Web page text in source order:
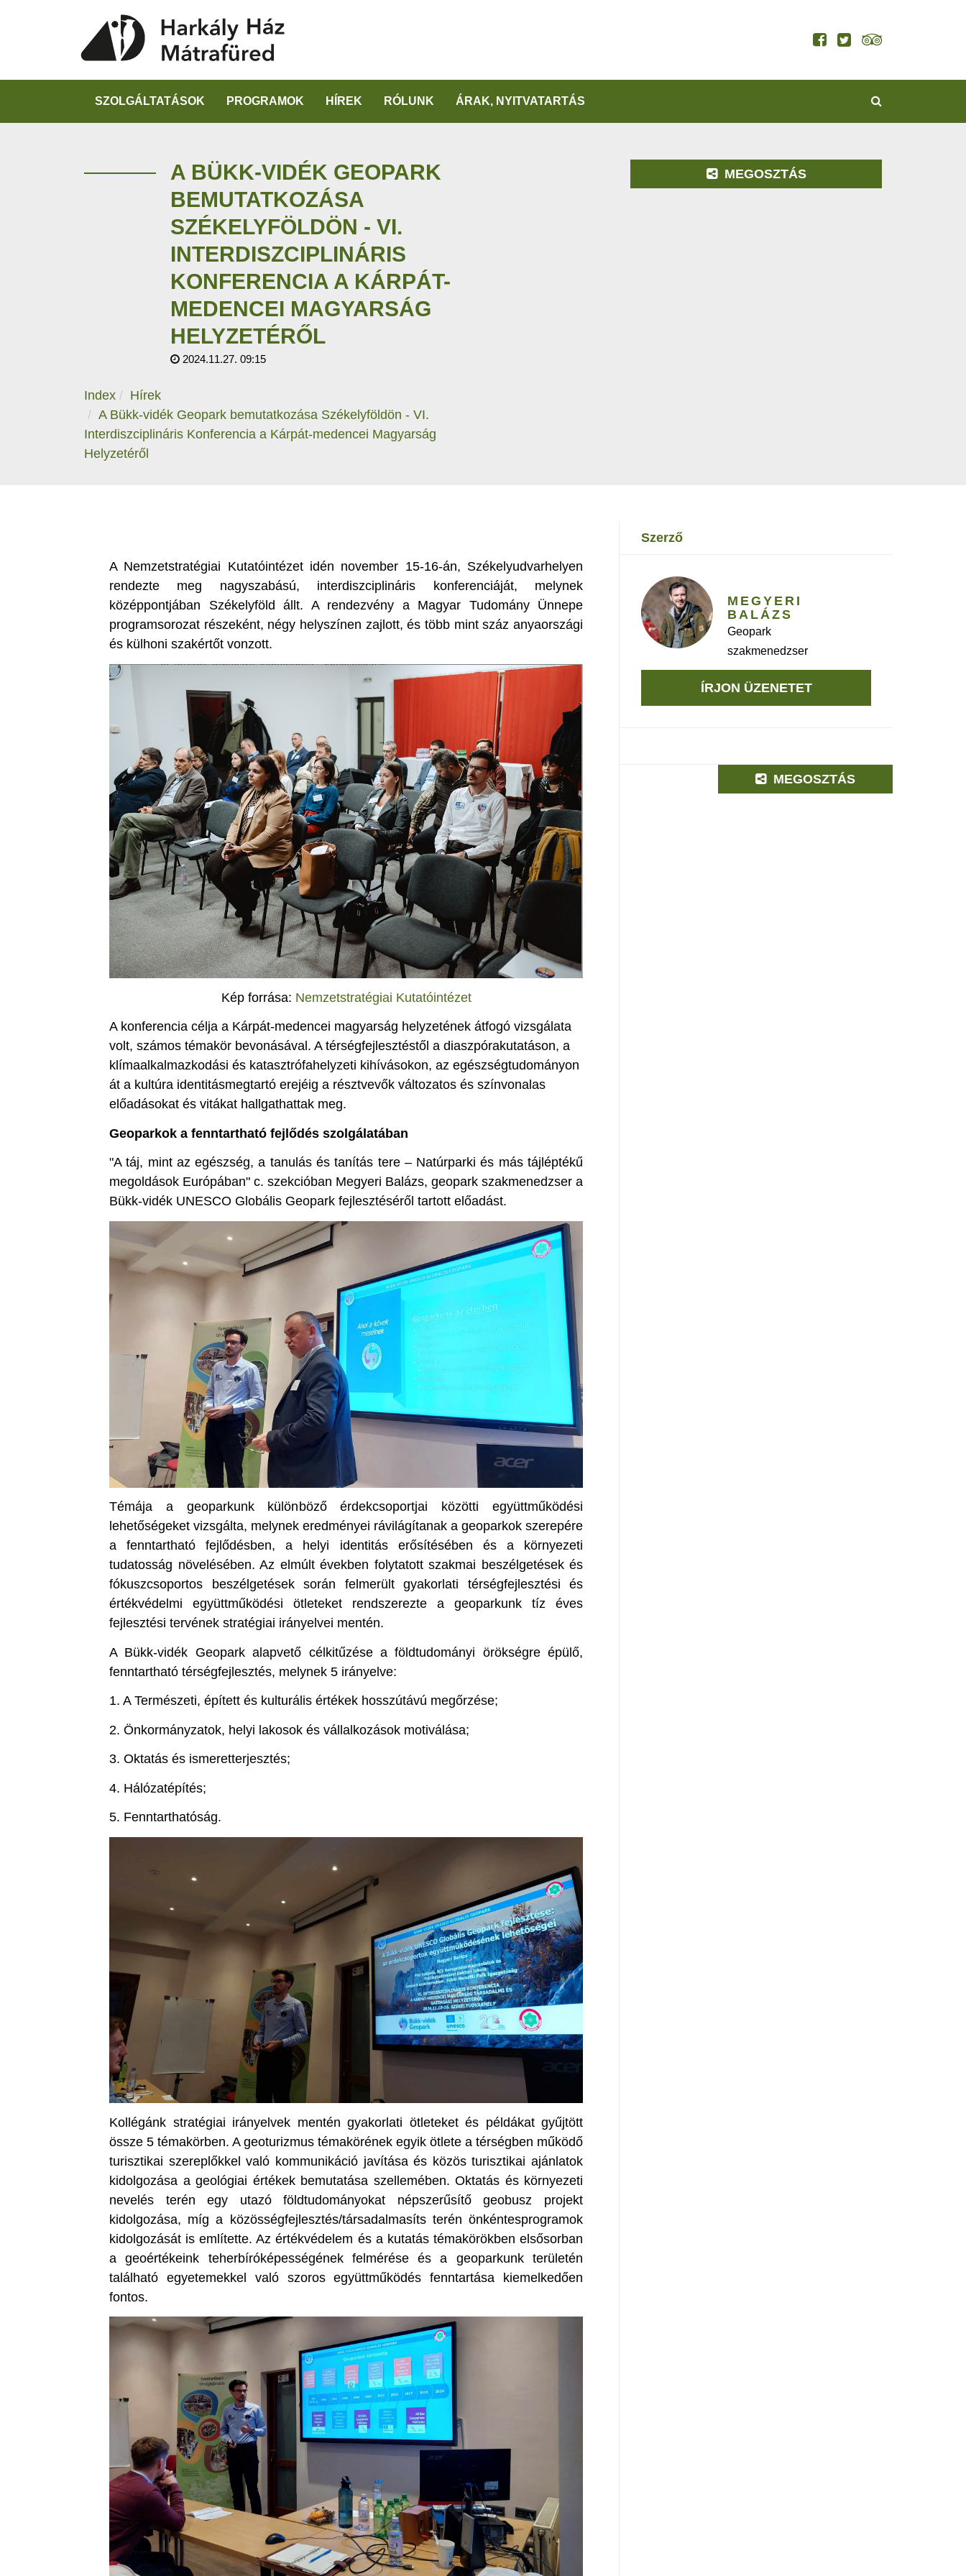
SZOLGÁLTATÁSOK PROGRAMOK HÍREK RÓLUNK ÁRAK, NYITVATARTÁS
A BÜKK-VIDÉK GEOPARK
BEMUTATKOZÁSA
SZÉKELYFÖLDÖN - VI.
INTERDISZCIPLINÁRIS
KONFERENCIA A KÁRPÁT-
MEDENCEI MAGYARSÁG
HELYZETÉRŐL
2024.11.27. 09:15
Index
Hírek
A Bükk-vidék Geopark bemutatkozása Székelyföldön - VI.
Interdiszciplináris Konferencia a Kárpát-medencei Magyarság
Helyzetéről
MEGOSZTÁS
A Nemzetstratégiai Kutatóintézet idén november 15-16-án, Székelyudvarhelyen
rendezte meg nagyszabású, interdiszciplináris konferenciáját, melynek
középpontjában Székelyföld állt. A rendezvény a Magyar Tudomány Ünnepe
programsorozat részeként, négy helyszínen zajlott, és több mint száz anyaországi
és külhoni szakértőt vonzott.
Kép forrása: Nemzetstratégiai Kutatóintézet
A konferencia célja a Kárpát-medencei magyarság helyzetének átfogó vizsgálata
volt, számos témakör bevonásával. A térségfejlesztéstől a diaszpórakutatáson, a
klímaalkalmazkodási és katasztrófahelyzeti kihívásokon, az egészségtudományon
át a kultúra identitásmegtartó erejéig a résztvevők változatos és színvonalas
előadásokat és vitákat hallgathattak meg.
Geoparkok a fenntartható fejlődés szolgálatában
"A táj, mint az egészség, a tanulás és tanítás tere – Natúrparki és más tájléptékű
megoldások Európában" c. szekcióban Megyeri Balázs, geopark szakmenedzser a
Bükk-vidék UNESCO Globális Geopark fejlesztéséről tartott előadást.
Témája a geoparkunk különböző érdekcsoportjai közötti együttműködési
lehetőségeket vizsgálta, melynek eredményei rávilágítanak a geoparkok szerepére
a fenntartható fejlődésben, a helyi identitás erősítésében és a környezeti
tudatosság növelésében. Az elmúlt években folytatott szakmai beszélgetések és
fókuszcsoportos beszélgetések során felmerült gyakorlati térségfejlesztési és
értékvédelmi együttműködési ötleteket rendszerezte a geoparkunk tíz éves
fejlesztési tervének stratégiai irányelvei mentén.
A Bükk-vidék Geopark alapvető célkitűzése a földtudományi örökségre épülő,
fenntartható térségfejlesztés, melynek 5 irányelve:
1. A Természeti, épített és kulturális értékek hosszútávú megőrzése;
2. Önkormányzatok, helyi lakosok és vállalkozások motiválása;
3. Oktatás és ismeretterjesztés;
4. Hálózatépítés;
5. Fenntarthatóság.
Kollégánk stratégiai irányelvek mentén gyakorlati ötleteket és példákat gyűjtött
össze 5 témakörben. A geoturizmus témakörének egyik ötlete a térségben működő
turisztikai szereplőkkel való kommunikáció javítása és közös turisztikai ajánlatok
kidolgozása a geológiai értékek bemutatása szellemében. Oktatás és környezeti
nevelés terén egy utazó földtudományokat népszerűsítő geobusz projekt
kidolgozása, míg a közösségfejlesztés/társadalmasíts terén önkéntesprogramok
kidolgozását is említette. Az értékvédelem és a kutatás témakörökben elsősorban
a geoértékeink teherbíróképességének felmérése és a geoparkunk területén
található egyetemekkel való szoros együttműködés fenntartása kiemelkedően
fontos.
szerző
MEGYERI
BALÁZS
Geopark
szakmenedzser
ÍRJON ÜZENETET
MEGOSZTÁS